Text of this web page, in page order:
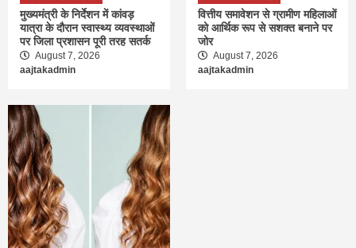
मुख्यमंत्री के निर्देशन में कांवड़
यात्रा के दौरान स्वास्थ्य व्यवस्थाओं
पर जिला प्रशासन पूरी तरह सतर्क
August 7, 2026
aajtakadmin
वित्तीय समावेशन से ग्रामीण महिलाओं
को आर्थिक रूप से सशक्त बनाने पर
जोर
August 7, 2026
aajtakadmin